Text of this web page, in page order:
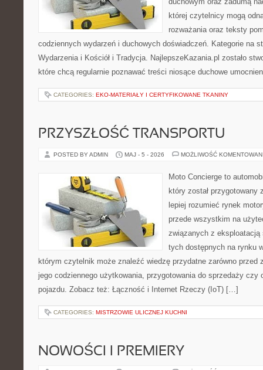
której czytelnicy mogą
rozważania oraz teksty
codziennych wydarzeń i duchowych doświadczeń. Kategorie na
Wydarzenia i Kościół i Tradycja. NajlepszeKazania.pl zostało
które chcą regularnie poznawać treści niosące duchowe
CATEGORIES: EKO-MATERIAŁY I CERTYFIKOWANE TKANINY
PRZYSZŁOŚĆ TRANSPORTU
POSTED BY ADMIN MAJ - 5 - 2026 MOŻLIWOŚĆ
Moto Concierge to
który został
lepiej rozumieć rynek
przede wszystkim na
związanych z eksploatacją
tych dostępnych na rynku
którym czytelnik może znaleźć wiedzę przydatne zarówno przed
jego codziennego użytkowania, przygotowania do sprzedaży czy
pojazdu. Zobacz też: Łączność i Internet Rzeczy (IoT) […]
CATEGORIES: MISTRZOWIE ULICZNEJ KUCHNI
NOWOŚCI I PREMIERY